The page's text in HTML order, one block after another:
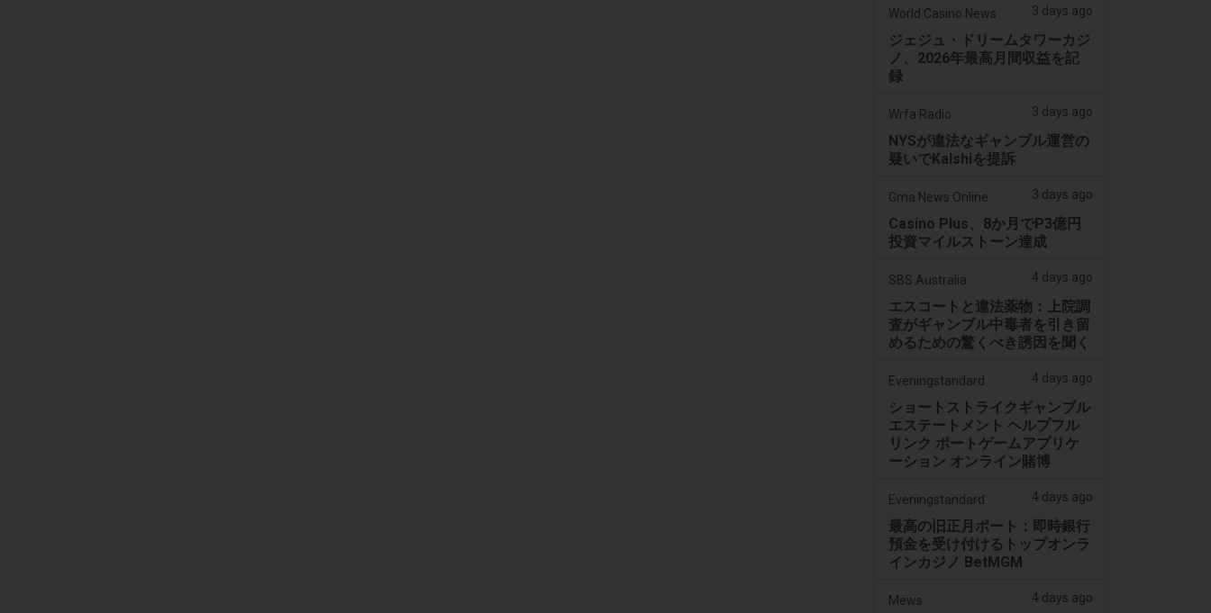
World Casino News 3 days ago
ジェジュ・ドリームタワーカジ
ノ、2026年最高月間収益を記
録
Wrfa Radio 3 days ago
NYSが違法なギャンブル運営の
疑いでKalshiを提訴
Gma News Online 3 days ago
Casino Plus、8か月でP3億円
投資マイルストーン達成
SBS Australia 4 days ago
エスコートと違法薬物：上院調
査がギャンブル中毒者を引き留
めるための驚くべき誘因を聞く
Eveningstandard 4 days ago
ショートストライクギャンブル
エステートメント ヘルプフル
リンク ポートゲームアプリケ
ーション オンライン賭博
Eveningstandard 4 days ago
最高の旧正月ポート：即時銀行
預金を受け付けるトップオンラ
インカジノ BetMGM
Mews 4 days ago